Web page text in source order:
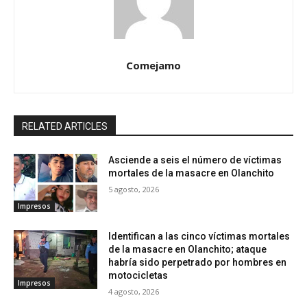
Comejamo
RELATED ARTICLES
Impresos
Asciende a seis el número de víctimas
mortales de la masacre en Olanchito
5 agosto, 2026
Impresos
Identifican a las cinco víctimas mortales
de la masacre en Olanchito; ataque
habría sido perpetrado por hombres en
motocicletas
4 agosto, 2026